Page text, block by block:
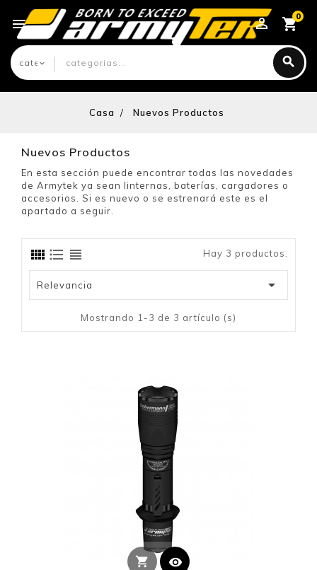
0

Casa Nuevos Productos
Nuevos Productos
En esta sección puede encontrar todas las novedades
de Armytek ya sean linternas, baterías, cargadores o
accesorios. Si es nuevo o se estrenará este es el
apartado a seguir.
Hay 3 productos.
Relevancia 
Mostrando 1-3 de 3 artículo (s)
shopping_cart visibility